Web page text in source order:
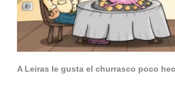
A Leiras le gusta el churrasco poco